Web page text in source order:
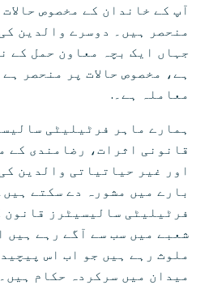
آپ کے خاندان کے مخصوص
منحصر ہیں۔ دوسرے والدین
جہاں ایک بچہ معاون حمل کے
ہے، مخصوص حالات پر منحصر
معاملہ ہے۔.
ہمارے ماہر فرٹیلیٹی
قانونی اثرات، رضامندی کے
اور غیر حیاتیاتی والدین
بارے میں مشورہ دے سکتے
فرٹیلیٹی سالیسیٹرز قانون
شعبے میں سب سے آگے رہے ہیں
ملوث رہے ہیں جو اب اس
میدان میں سرکردہ حکام